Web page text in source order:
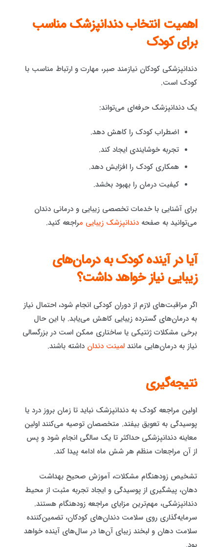
اهمیت انتخاب دندانپزشک مناسب
برای کودک
دندانپزشکی کودکان نیازمند صبر، مهارت و ارتباط مناسب با
کودک است.
یک دندانپزشک حرفه‌ای می‌تواند:
اضطراب کودک را کاهش دهد.
تجربه خوشایندی ایجاد کند.
همکاری کودک را افزایش دهد.
کیفیت درمان را بهبود بخشد.
برای آشنایی با خدمات تخصصی زیبایی و درمانی دندان
می‌توانید به صفحه دندانپزشک زیبایی مراجعه کنید.
آیا در آینده کودک به درمان‌های
زیبایی نیاز خواهد داشت؟
اگر مراقبت‌های لازم از دوران کودکی انجام شود، احتمال نیاز
به درمان‌های گسترده زیبایی کاهش می‌یابد. با این حال
برخی مشکلات ژنتیکی یا ساختاری ممکن است در بزرگسالی
نیاز به درمان‌هایی مانند لمینت دندان داشته باشند.
نتیجه‌گیری
اولین مراجعه کودک به دندانپزشک نباید تا زمان بروز درد یا
پوسیدگی به تعویق بیفتد. متخصصان توصیه می‌کنند اولین
معاینه دندانپزشکی حداکثر تا یک سالگی انجام شود و پس
از آن مراجعات منظم هر شش ماه ادامه پیدا کند.
تشخیص زودهنگام مشکلات، آموزش صحیح بهداشت
دهان، پیشگیری از پوسیدگی و ایجاد تجربه مثبت از محیط
دندانپزشکی، مهم‌ترین مزایای مراجعه زودهنگام هستند.
سرمایه‌گذاری روی سلامت دندان‌های کودکان، تضمین‌کننده
سلامت دهان و لبخند زیبای آن‌ها در سال‌های آینده خواهد